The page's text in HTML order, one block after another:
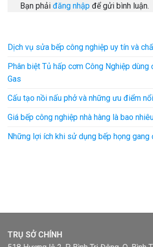
Bạn phải đăng nhập để gửi bình luận.
Dịch vụ sửa bếp công nghiệp uy tín và
Phân biệt Tủ hấp cơm Công Nghiệp dùng
Gas
Cấu tạo nồi nấu phở và những ưu điểm
Giá bếp công nghiệp nhà hàng là bao
Những lợi ích khi sử dụng bếp họng gang
TRỤ SỞ CHÍNH